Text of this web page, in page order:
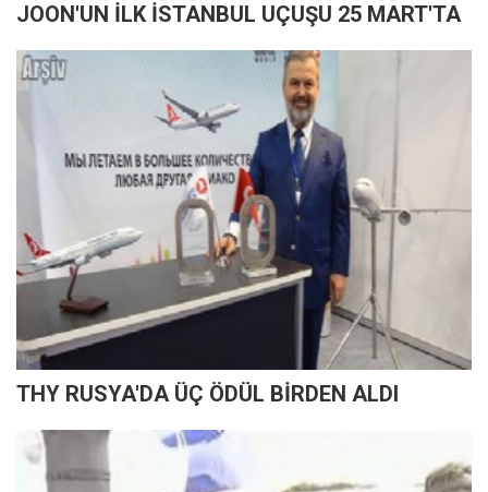
JOON'UN İLK İSTANBUL UÇUŞU 25 MART'TA
THY RUSYA'DA ÜÇ ÖDÜL BİRDEN ALDI